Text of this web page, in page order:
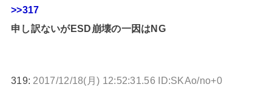
>>317
申し訳ないがESD崩壊の一因はNG
319: 2017/12/18(月) 12:52:31.56 ID:SKAo/no+0